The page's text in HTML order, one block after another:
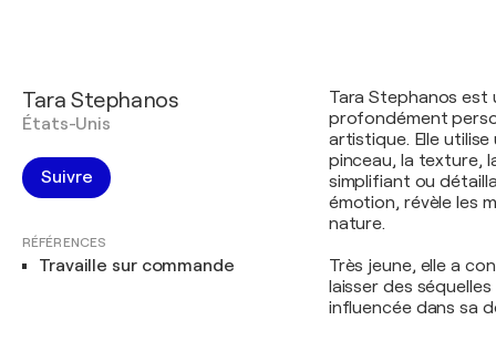
Tara Stephanos
États-Unis
Suivre
RÉFÉRENCES
Travaille sur commande
Tara Stephanos
profondément
artistique. Elle
pinceau, la texture,
simplifiant ou
émotion, révèle les
nature.
Très jeune, elle a
laisser des
influencée dans sa